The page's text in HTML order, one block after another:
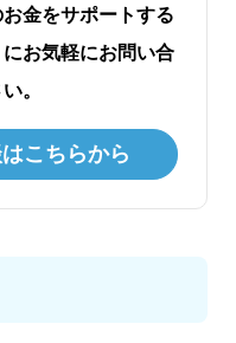
金をサポートする
にお気軽にお問い合
。
こちらから